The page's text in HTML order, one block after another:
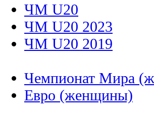
ЧМ U20
ЧМ U20 2023
ЧМ U20 2019
Чемпионат Мира
Евро (женщины)